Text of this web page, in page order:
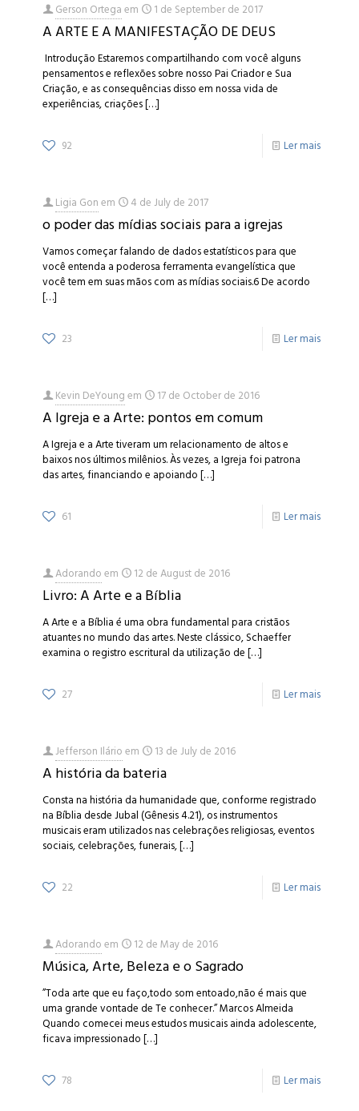
Gerson Ortegaem 1 de September de 2017
A ARTE E A MANIFESTAÇÃO DE DEUS
Introdução Estaremos compartilhando com você alguns
pensamentos e reflexões sobre nosso Pai Criador e Sua
Criação, e as consequências disso em nossa vida de
experiências, criações[…]
92 Ler mais
Ligia Gonem 4 de July de 2017
o poder das mídias sociais para a igrejas
Vamos começar falando de dados estatísticos para que
você entenda a poderosa ferramenta evangelística que
você tem em suas mãos com as mídias sociais.6 De acordo
[…]
23 Ler mais
Kevin DeYoungem 17 de October de 2016
A Igreja e a Arte: pontos em comum
A Igreja e a Arte tiveram um relacionamento de altos e
baixos nos últimos milênios. Às vezes, a Igreja foi patrona
das artes, financiando e apoiando[…]
61 Ler mais
Adorandoem 12 de August de 2016
Livro: A Arte e a Bíblia
A Arte e a Bíblia é uma obra fundamental para cristãos
atuantes no mundo das artes. Neste clássico, Schaeffer
examina o registro escritural da utilização de[…]
27 Ler mais
Jefferson Ilárioem 13 de July de 2016
A história da bateria
Consta na história da humanidade que, conforme registrado
na Bíblia desde Jubal (Gênesis 4.21), os instrumentos
musicais eram utilizados nas celebrações religiosas, eventos
sociais, celebrações, funerais,[…]
22 Ler mais
Adorandoem 12 de May de 2016
Música, Arte, Beleza e o Sagrado
”Toda arte que eu faço,todo som entoado,não é mais que
uma grande vontade de Te conhecer.” Marcos Almeida
Quando comecei meus estudos musicais ainda adolescente,
ficava impressionado[…]
78 Ler mais